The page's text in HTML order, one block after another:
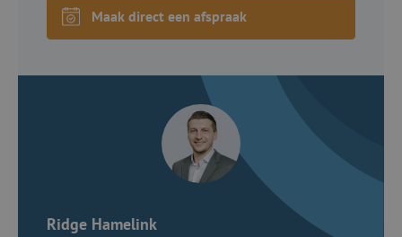
Maak direct een afspraak
Ridge Hamelink